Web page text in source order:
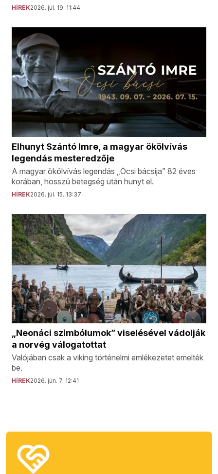
HÍREK2026. júl. 19. 11:44
Elhunyt Szántó Imre, a magyar ökölvívás
legendás mesteredzője
A magyar ökölvívás legendás „Öcsi bácsija” 82 éves
korában, hosszú betegség után hunyt el.
HÍREK2026. júl. 15. 13:37
„Neonáci szimbólumok” viselésével vádolják
a norvég válogatottat
Valójában csak a viking történelmi emlékezetet emelték
be.
HÍREK2026. jún. 7. 12:41